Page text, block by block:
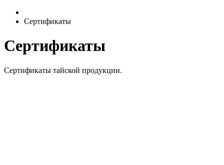
Сертификаты
Сертификаты
Сертификаты тайской продукции.